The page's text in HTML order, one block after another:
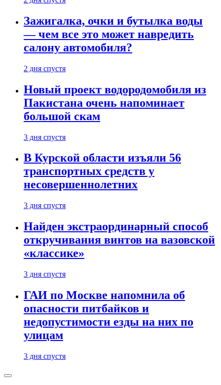
Зажигалка, очки и бутылка воды
— чем все это может навредить
салону автомобиля?
2 дня спустя
Новый проект водородомобиля из
Пакистана очень напоминает
большой скам
3 дня спустя
В Курской области изъяли 56
транспортных средств у
несовершеннолетних
3 дня спустя
Найден экстраординарный способ
откручивания винтов на вазовской
«классике»
3 дня спустя
ГАИ по Москве напомнила об
опасности питбайков и
недопустимости езды на них по
улицам
3 дня спустя